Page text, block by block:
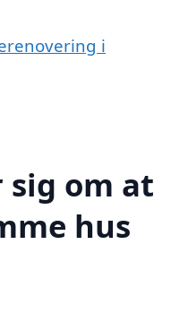
i
om at
hus